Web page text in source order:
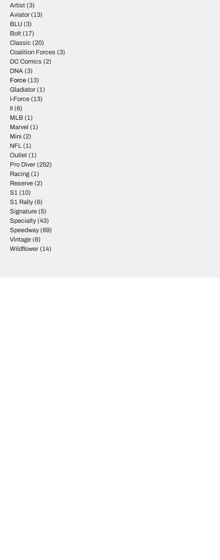
Artist (3)
Aviator (13)
BLU (3)
Bolt (17)
Classic (20)
Coalition Forces (3)
DC Comics (2)
DNA (3)
Force (13)
Gladiator (1)
I-Force (13)
II (6)
MLB (1)
Marvel (1)
Mini (2)
NFL (1)
Outlet (1)
Pro Diver (252)
Racing (1)
Reserve (2)
S1 (10)
S1 Rally(6)
Signature (5)
Specialty(43)
Speedway(69)
Vintage (6)
Wildflower (14)